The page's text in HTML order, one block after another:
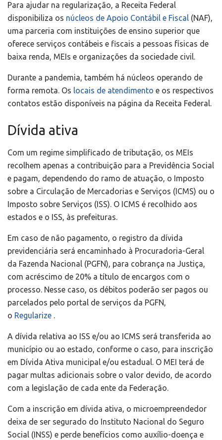
Para ajudar na regularização, a Receita Federal
disponibiliza os núcleos de Apoio Contábil e Fiscal (NAF),
uma parceria com instituições de ensino superior que
oferece serviços contábeis e fiscais a pessoas físicas de
baixa renda, MEIs e organizações da sociedade civil.
Durante a pandemia, também há núcleos operando de
forma remota. Os locais de atendimento e os respectivos
contatos estão disponíveis na página da Receita Federal.
Dívida ativa
Com um regime simplificado de tributação, os MEIs
recolhem apenas a contribuição para a Previdência Social
e pagam, dependendo do ramo de atuação, o Imposto
sobre a Circulação de Mercadorias e Serviços (ICMS) ou o
Imposto sobre Serviços (ISS). O ICMS é recolhido aos
estados e o ISS, às prefeituras.
Em caso de não pagamento, o registro da dívida
previdenciária será encaminhado à Procuradoria-Geral
da Fazenda Nacional (PGFN), para cobrança na Justiça,
com acréscimo de 20% a título de encargos com o
processo. Nesse caso, os débitos poderão ser pagos ou
parcelados pelo portal de serviços da PGFN,
o Regularize
A dívida relativa ao ISS e/ou ao ICMS será transferida ao
município ou ao estado, conforme o caso, para inscrição
em Dívida Ativa municipal e/ou estadual. O MEI terá de
pagar multas adicionais sobre o valor devido, de acordo
com a legislação de cada ente da Federação.
Com a inscrição em dívida ativa, o microempreendedor
deixa de ser segurado do Instituto Nacional do Seguro
Social (INSS) e perde benefícios como auxílio-doença e